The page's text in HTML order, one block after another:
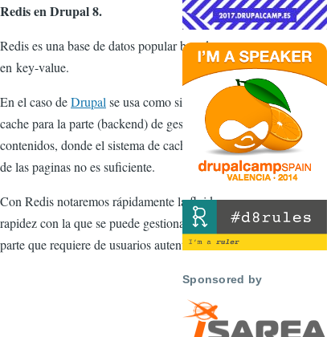
Redis en Drupal 8.
Redis es una base de datos popular basado
en key-value.
En el caso deDrupalse usa como sistema de
cache para la parte (backend) de gestión de
contenidos, donde el sistema de cachea "estático"
de las paginas no es suficiente.
Con Redis notaremos rápidamente la fluidez y
rapidez con la que se puede gestionar toda la
parte que requiere de usuarios autenticados.
Sponsored by